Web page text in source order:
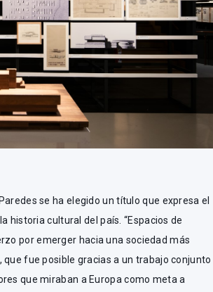
se ha elegido un título que expresa el
historia cultural del país. “Espacios de
por emerger hacia una sociedad más
fue posible gracias a un trabajo conjunto
que miraban a Europa como meta a